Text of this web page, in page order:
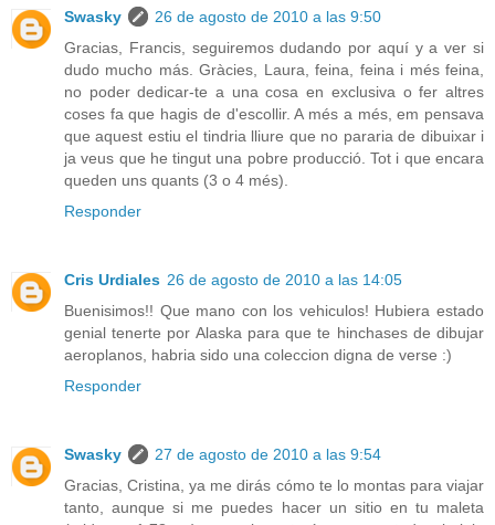
Swasky
26 de agosto de 2010 a las 9:50
Gracias, Francis, seguiremos dudando por aquí y a ver si
dudo mucho más. Gràcies, Laura, feina, feina i més feina,
no poder dedicar-te a una cosa en exclusiva o fer altres
coses fa que hagis de d'escollir. A més a més, em pensava
que aquest estiu el tindria lliure que no pararia de dibuixar i
ja veus que he tingut una pobre producció. Tot i que encara
queden uns quants (3 o 4 més).
Responder
Cris Urdiales 26 de agosto de 2010 a las 14:05
Buenisimos!! Que mano con los vehiculos! Hubiera estado
genial tenerte por Alaska para que te hinchases de dibujar
aeroplanos, habria sido una coleccion digna de verse :)
Responder
Swasky
27 de agosto de 2010 a las 9:54
Gracias, Cristina, ya me dirás cómo te lo montas para viajar
tanto, aunque si me puedes hacer un sitio en tu maleta